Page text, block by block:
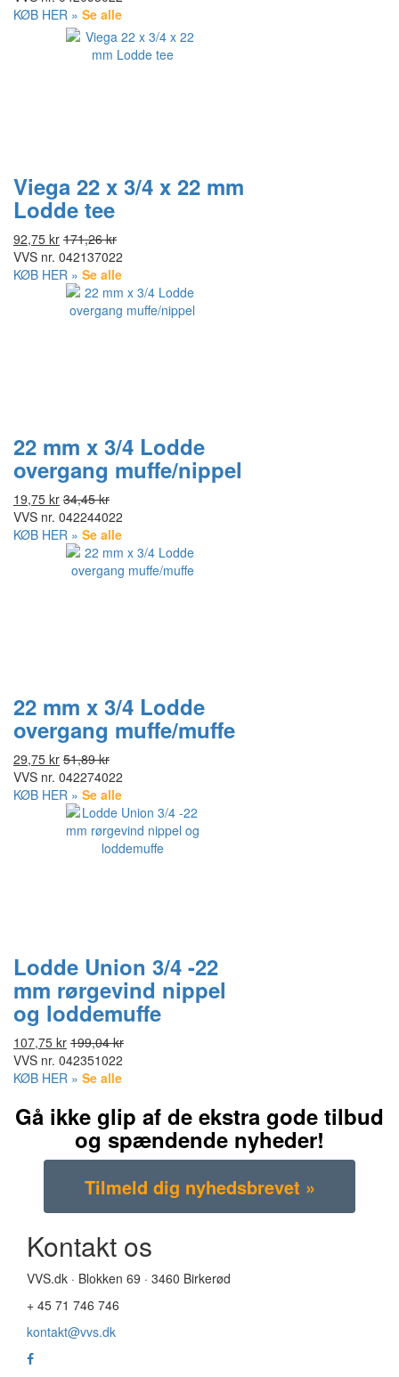
KØB HER » Se alle
Viega 22 x 3/4 x 22 mm
Lodde tee
92,75 kr 171,26 kr
VVS nr. 042137022
KØB HER » Se alle
22 mm x 3/4 Lodde
overgang muffe/nippel
19,75 kr 34,45 kr
VVS nr. 042244022
KØB HER » Se alle
22 mm x 3/4 Lodde
overgang muffe/muffe
29,75 kr 51,89 kr
VVS nr. 042274022
KØB HER » Se alle
Lodde Union 3/4 -22
mm rørgevind nippel
og loddemuffe
107,75 kr 199,04 kr
VVS nr. 042351022
KØB HER » Se alle
Gå ikke glip af de ekstra gode tilbud
og spændende nyheder!
Kontakt os
VVS.dk · Blokken 69 · 3460 Birkerød
+ 45 71 746 746
kontakt@vvs.dk